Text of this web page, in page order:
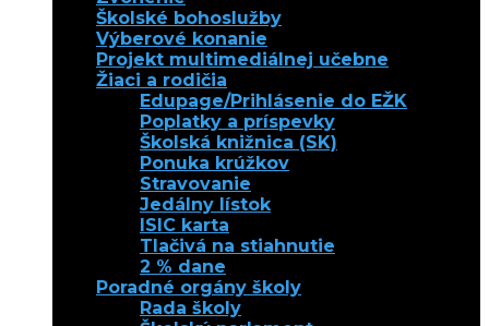
Školské bohoslužby
Výberové konanie
Projekt multimediálnej učebne
Žiaci a rodičia
Edupage/Prihlásenie do EŽK
Poplatky a príspevky
Školská knižnica (SK)
Ponuka krúžkov
Stravovanie
Jedálny lístok
ISIC karta
Tlačivá na stiahnutie
2 % dane
Poradné orgány školy
Rada školy